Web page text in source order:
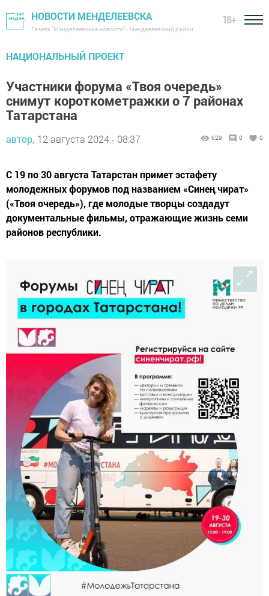
НОВОСТИ МЕНДЕЛЕЕВСКА
Газета "Менделеевские новости" - Менделеевский район
18+
НАЦИОНАЛЬНЫЙ ПРОЕКТ
Участники форума «Твоя очередь»
снимут короткометражки о 7 районах
Татарстана
автор, 12 августа 2024 - 08:37 629 0 0
С 19 по 30 августа Татарстан примет эстафету
молодежных форумов под названием «Синең чират»
(«Твоя очередь»), где молодые творцы создадут
документальные фильмы, отражающие жизнь семи
районов республики.